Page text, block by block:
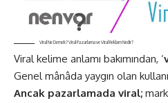
Viral Ne Demek? Viral Pazarlama ve Viral Reklam Nedir?
Viral kelime anlamı bakımından, ‘
Genel mânâda yaygın olan
Ancak pazarlamada viral;